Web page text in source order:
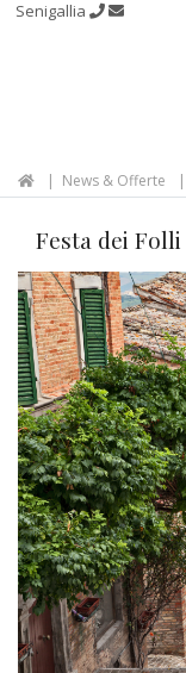
Senigallia
News & Offerte
Festa dei